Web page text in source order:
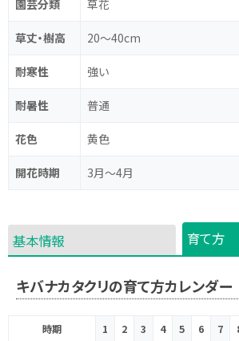
園芸分類 草花
草丈・樹高 20～40cm
耐寒性 強い
耐暑性 普通
花色 黄色
開花時期 3月～4月
基本情報 育て方
キバナカタクリの育て方カレンダー
時期 1 2 3 4 5 6 7